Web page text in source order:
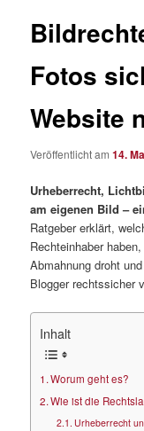
Fotos
Website
Veröffentlicht am14.
Urheberrecht,
am eigenen Bild –
Ratgeber erklärt,
Rechteinhaber
Abmahnung droht
Blogger rechtssicher
Inhalt
Worum geht es?
Wie ist die
Urheberrecht